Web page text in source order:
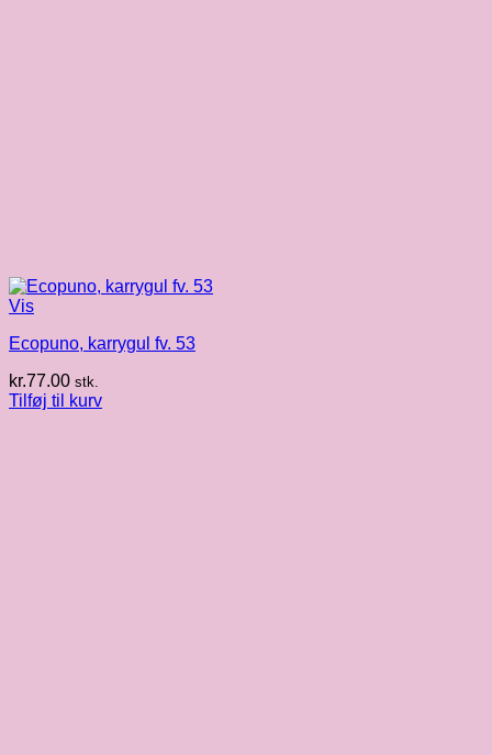
Vis
Ecopuno, karrygul fv. 53
kr.77.00 stk.
Tilføj til kurv